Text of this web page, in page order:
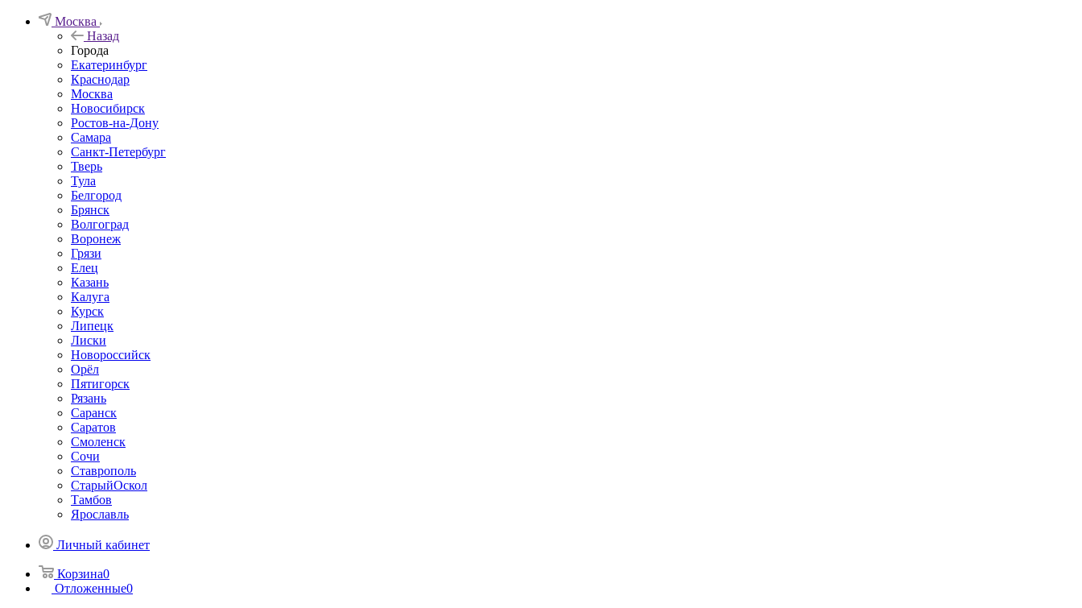
Москва
Назад
Города
Екатеринбург
Краснодар
Москва
Новосибирск
Ростов-на-Дону
Самара
Санкт-Петербург
Тверь
Тула
Белгород
Брянск
Волгоград
Воронеж
Грязи
Елец
Казань
Калуга
Курск
Липецк
Лиски
Новороссийск
Орёл
Пятигорск
Рязань
Саранск
Саратов
Смоленск
Сочи
Ставрополь
СтарыйОскол
Тамбов
Ярославль
Личный кабинет
Корзина0
Отложенные0